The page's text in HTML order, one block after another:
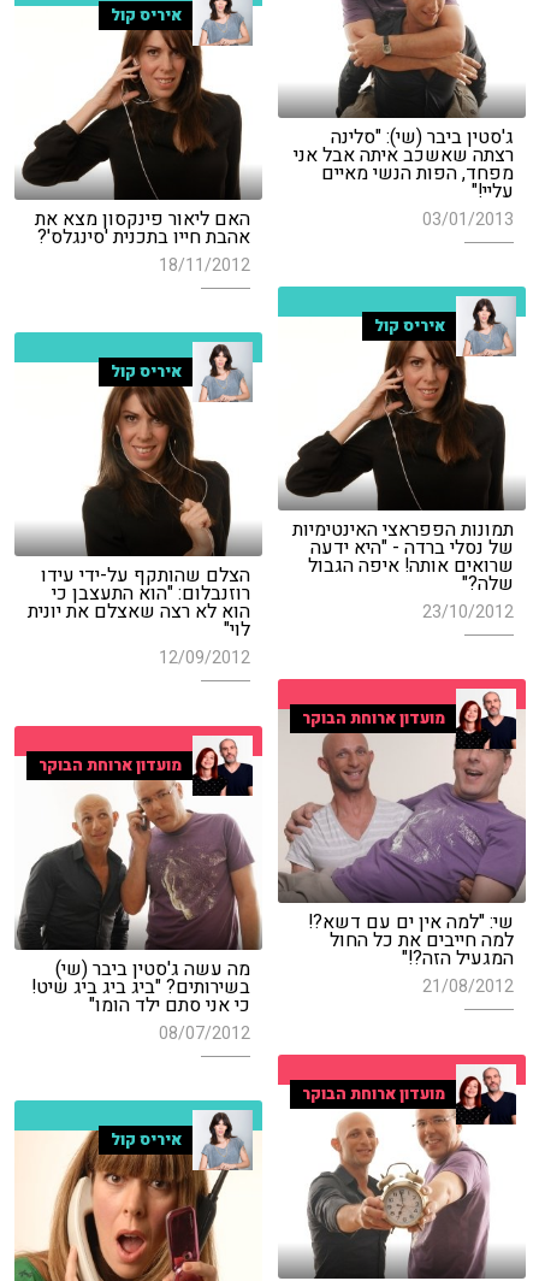
ג'סטין ביבר (שי): "סלינה
רצתה שאשכב איתה אבל אני
מפחד, הפות הנשי מאיים
עליי!"
03/01/2013
איריס קול
האם ליאור פינקסון מצא את
אהבת חייו בתכנית 'סינגלס'?
18/11/2012
איריס קול
תמונות הפפראצי האינטימיות
של נסלי ברדה - "היא ידעה
שרואים אותה! איפה הגבול
שלה?"
23/10/2012
איריס קול
הצלם שהותקף על-ידי עידו
רוזנבלום: "הוא התעצבן כי
הוא לא רצה שאצלם את יונית
לוי"
12/09/2012
מועדון ארוחת הבוקר
שי: "למה אין ים עם דשא?!
למה חייבים את כל החול
המגעיל הזה?!"
21/08/2012
מועדון ארוחת הבוקר
מה עשה ג'סטין ביבר (שי)
בשירותים? "ביג ביג ביג שיט!
כי אני סתם ילד הומו"
08/07/2012
מועדון ארוחת הבוקר
איריס קול